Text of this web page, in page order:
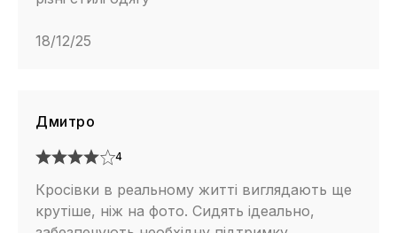
18/12/25
Дмитро
4
Кросівки в реальному житті виглядають ще
крутіше, ніж на фото. Сидять ідеально,